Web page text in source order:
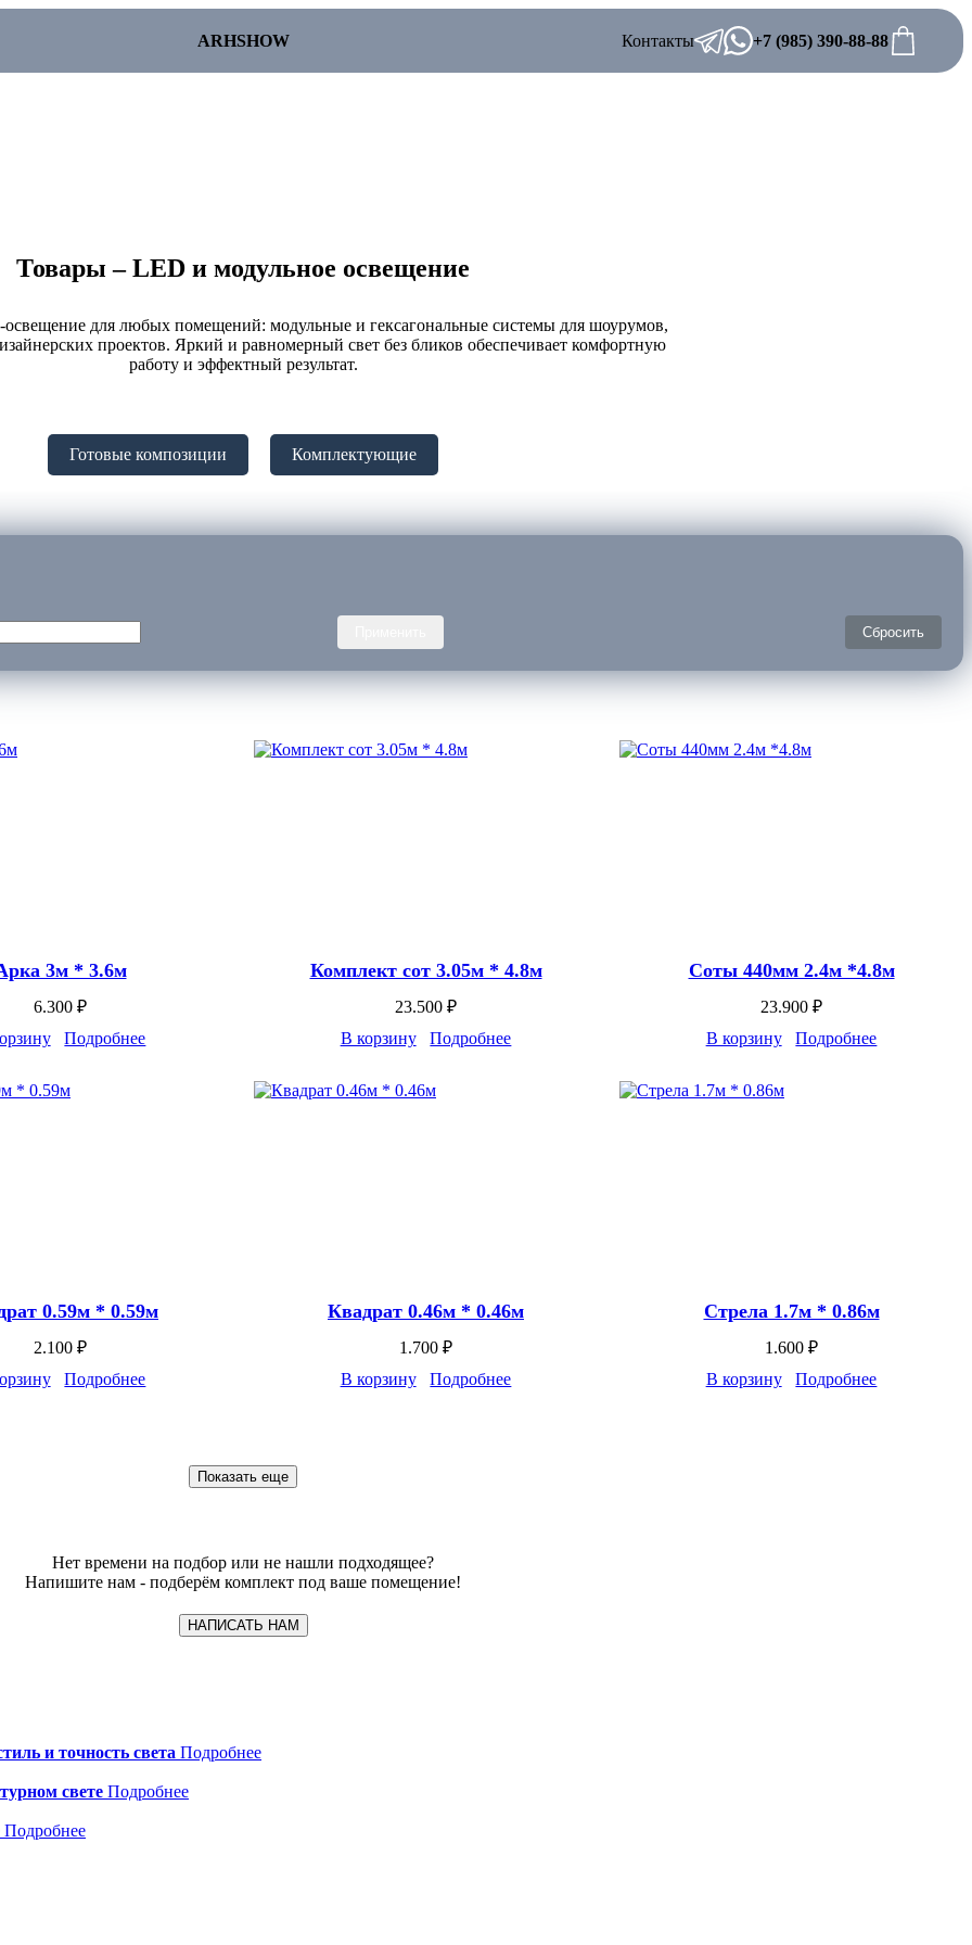
ARHSHOW Контакты +7 (985) 390-88-88
Товары – LED и модульное освещение
для любых помещений: модульные и гексагональные системы для шоурумов,
проектов. Яркий и равномерный свет без бликов обеспечивает комфортную
работу и эффектный результат.
Готовые композиции Комплектующие
Сбросить
3м * 3.6м
6.300 ₽
Подробнее
Комплект сот 3.05м * 4.8м
23.500 ₽
В корзину
Подробнее
Соты 440мм 2.4м *4.8м
23.900 ₽
В корзину
Подробнее
0.59м * 0.59м
2.100 ₽
Подробнее
Квадрат 0.46м * 0.46м
1.700 ₽
В корзину
Подробнее
Стрела 1.7м * 0.86м
1.600 ₽
В корзину
Подробнее
Показать еще
Нет времени на подбор или не нашли подходящее?
Напишите нам - подберём комплект под ваше помещение!
НАПИСАТЬ НАМ
и точность света Подробнее
свете Подробнее
Подробнее